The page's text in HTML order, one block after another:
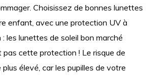
Choisissez de bonnes lunettes
enfant, avec une protection UV à
les lunettes de soleil bon marché
cette protection ! Le risque de
élevé, car les pupilles de votre